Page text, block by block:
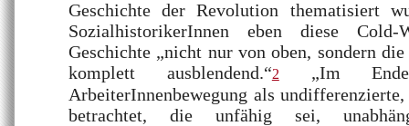
Geschichte der Revolution thematisiert
SozialhistorikerInnen eben diese Cold-
Geschichte „nicht nur von oben, sondern
komplett ausblendend.“2 „Im
ArbeiterInnenbewegung als
betrachtet, die unfähig sei,